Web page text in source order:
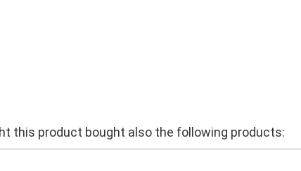
this product bought also the following products: